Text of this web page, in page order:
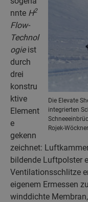
Die Elevate
integrierten
Rojek-
nnte H2
Flow-
Technol
ogieist
durch
drei
konstru
ktive
Element
e
gekenn
zeichnet:
bildende Luftpolster
Ventilationsschlitze
eigenem Ermessen
winddichte